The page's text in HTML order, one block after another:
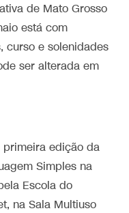
de Mato Grosso
está com
curso e solenidades
ser alterada em
primeira edição da
Simples na
Escola do
na Sala Multiuso